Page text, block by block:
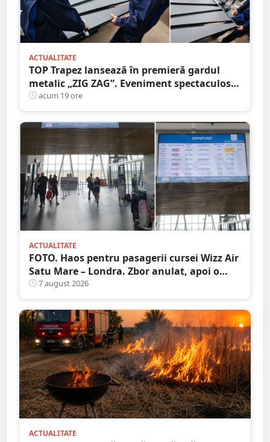
ACTUALITATE
TOP Trapez lansează în premieră gardul
metalic „ZIG ZAG”. Eveniment spectaculos
în Grădina Romei
acum 19 ore
ACTUALITATE
FOTO. Haos pentru pasagerii cursei Wizz Air
Satu Mare – Londra. Zbor anulat, apoi o
nouă întârziere. Fără explicații clare
7 august 2026
ACTUALITATE